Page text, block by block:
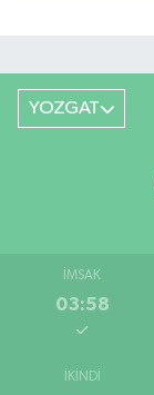
YOZGAT
İMSAK
03:58
İKINDI